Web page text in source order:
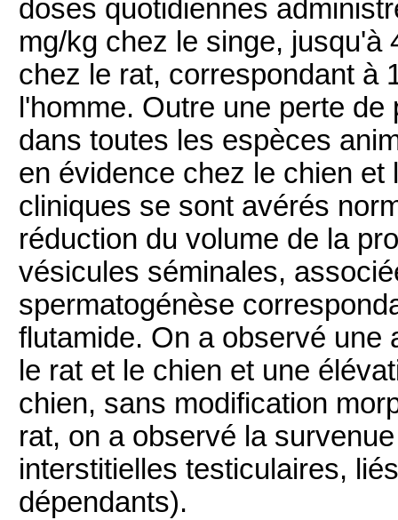
doses quotidiennes
mg/kg chez le singe, jusqu'à
chez le rat, correspondant à
l'homme. Outre une perte
dans toutes les espèces
en évidence chez le chien
cliniques se sont avérés
réduction du volume de la
vésicules séminales,
spermatogénèse
flutamide. On a observé une
le rat et le chien et une
chien, sans modification
rat, on a observé la
interstitielles testiculaires,
dépendants).